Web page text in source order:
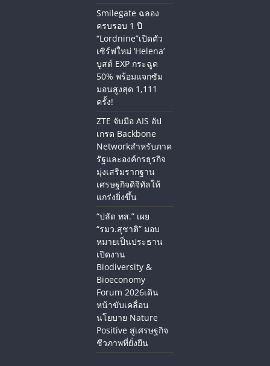
Smilegate ฉลอง
ครบรอบ 1 ปี
“Lordnine”เปิดตัว
เซิร์ฟใหม่ ‘Helena’
บูสต์ EXP กระฉูด
50% พร้อมแจกซัม
มอนสูงสุด 1,111
ครั้ง!
ZTE จับมือ AIS อัป
เกรด Backbone
Networkสำหรับภาค
รัฐและองค์กรธุรกิจ
มุ่งเสริมรากฐาน
เศรษฐกิจดิจิทัลให้
แกร่งยิ่งขึ้น
“ปลัด ทส.” เผย
“รมว.สุชาติ” มอบ
หมายเป็นประธาน
เปิดงาน
Biodiversity &
Bioeconomy
Forum 2026เดิน
หน้าขับเคลื่อน
นโยบาย Nature
Positive สู่เศรษฐกิจ
ชีวภาพที่ยั่งยืน